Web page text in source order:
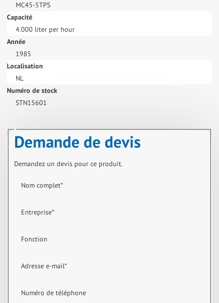
MC45-5TPS
Capacité
4.000 liter per hour
Année
1985
Localisation
NL
Numéro de stock
STN15601
Demande de devis
Demandez un devis pour ce produit.
Nom complet*
Entreprise*
Fonction
Adresse e-mail*
Numéro de téléphone